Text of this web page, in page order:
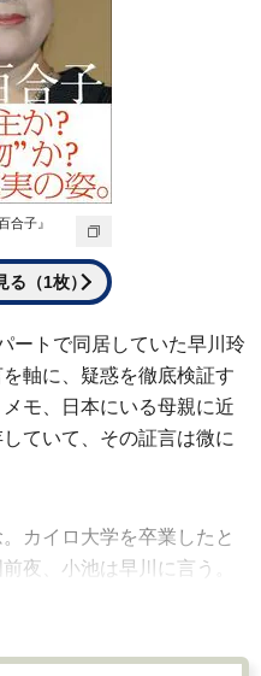
合子』
る（1枚）
ートで同居していた早川玲
軸に、疑惑を徹底検証す
モ、日本にいる母親に近
ていて、その証言は微に
カイロ大学を卒業したと
夜、小池は早川に言う。